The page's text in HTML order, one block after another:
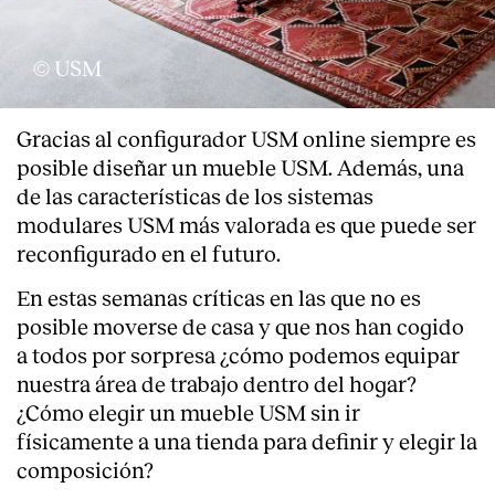
© USM
Gracias al configurador USM online siempre es
posible diseñar un mueble USM. Además, una
de las características de los sistemas
modulares USM más valorada es que puede ser
reconfigurado en el futuro.
En estas semanas críticas en las que no es
posible moverse de casa y que nos han cogido
a todos por sorpresa ¿cómo podemos equipar
nuestra área de trabajo dentro del hogar?
¿Cómo elegir un mueble USM sin ir
físicamente a una tienda para definir y elegir la
composición?